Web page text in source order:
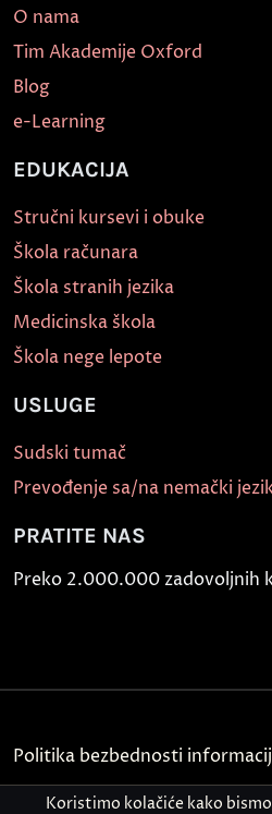
O nama
Tim Akademije Oxford
Blog
e-Learning
EDUKACIJA
Stručni kursevi i obuke
Škola računara
Škola stranih jezika
Medicinska škola
Škola nege lepote
USLUGE
Sudski tumač
Prevođenje sa/na nemački
PRATITE NAS
Preko 2.000.000 zadovoljnih
Politika bezbednosti
Kontakt
Koristimo kolačiće kako